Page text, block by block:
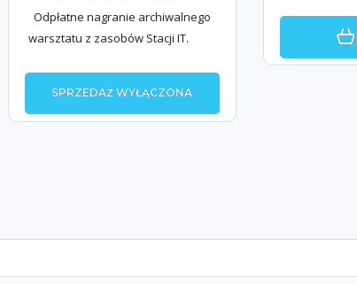
Odpłatne nagranie archiwalnego
warsztatu z zasobów Stacji IT.
SPRZEDAŻ WYŁĄCZONA